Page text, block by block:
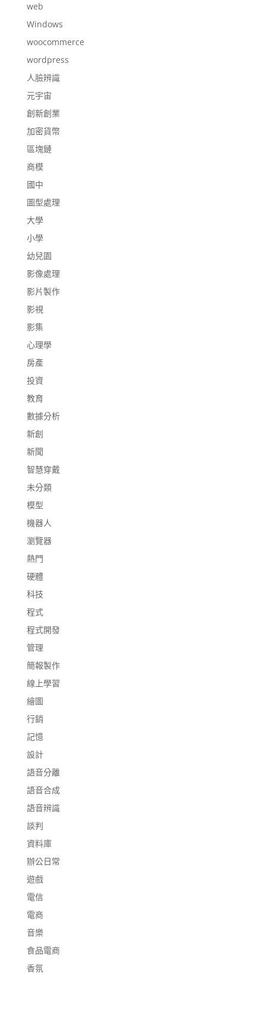
web
Windows
woocommerce
wordpress
人臉辨識
元宇宙
創新創業
加密貨幣
區塊鏈
商模
國中
圖型處理
大學
小學
幼兒園
影像處理
影片製作
影視
影集
心理學
房產
投資
教育
數據分析
新創
新聞
智慧穿戴
未分類
模型
機器人
瀏覽器
熱門
硬體
科技
程式
程式開發
管理
簡報製作
線上學習
繪圖
行銷
記憶
設計
語音分離
語音合成
語音辨識
談判
資料庫
辦公日常
遊戲
電信
電商
音樂
食品電商
香氛